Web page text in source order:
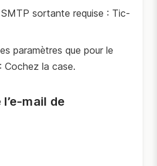
sortante requise : Tic-
paramètres que pour le
Cochez la case.
mail de